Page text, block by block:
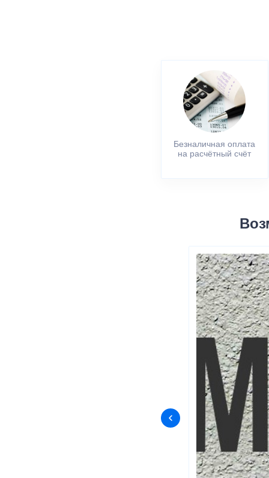
Безналичная оплата
на расчётный счёт